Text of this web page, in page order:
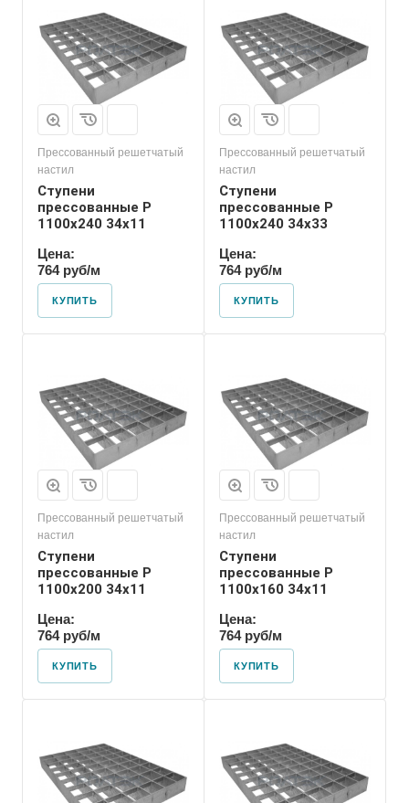
Прессованный решетчатый
настил
Ступени
прессованные P
1100х240 34х11
Цена:
764 руб/м
КУПИТЬ
Прессованный решетчатый
настил
Ступени
прессованные P
1100х240 34х33
Цена:
764 руб/м
КУПИТЬ
Прессованный решетчатый
настил
Ступени
прессованные P
1100х200 34х11
Цена:
764 руб/м
КУПИТЬ
Прессованный решетчатый
настил
Ступени
прессованные P
1100х160 34х11
Цена:
764 руб/м
КУПИТЬ